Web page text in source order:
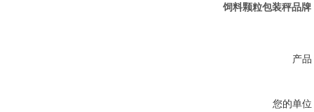
饲料颗粒包装秤品牌
产品
您的单位